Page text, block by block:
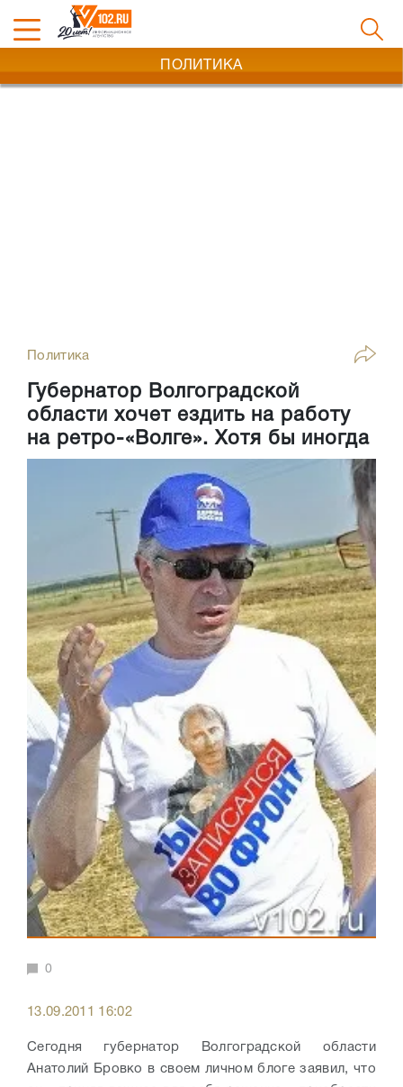
ПОЛИТИКА
Политика
Губернатор Волгоградской
области хочет ездить на работу
на ретро-«Волге». Хотя бы иногда
0
13.09.2011 16:02
Сегодня губернатор Волгоградской области
Анатолий Бровко в своем личном блоге заявил, что